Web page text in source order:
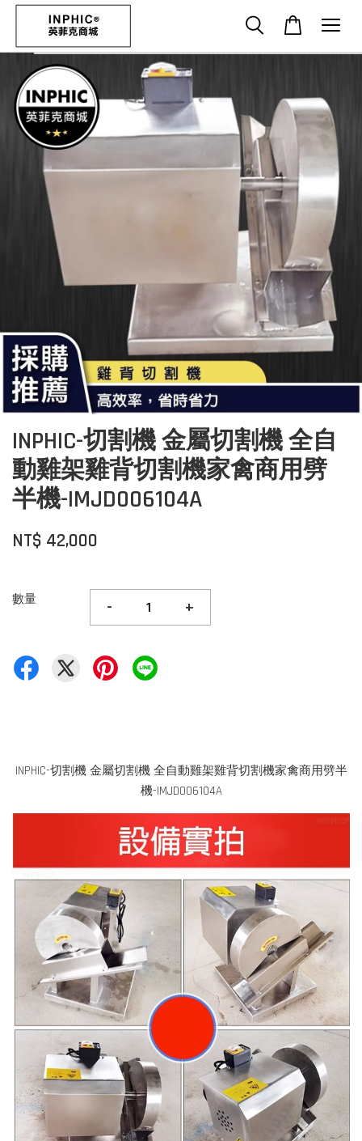
INPHIC-切割機 金屬切割機 全自
動雞架雞背切割機家禽商用劈
半機-IMJD006104A
NT$ 42,000
數量 - +
INPHIC-切割機 金屬切割機 全自動雞架雞背切割機家禽商用劈半
機-IMJD006104A